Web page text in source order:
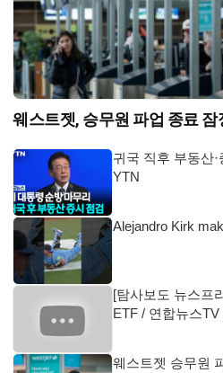
웨스트젯, 승무원 파업 종료 잠
귀국 직후 부동산
YTN
Alejandro Kirk
[탐사보도 뉴스프
ETF / 연합뉴스
웨스트젯 승무원